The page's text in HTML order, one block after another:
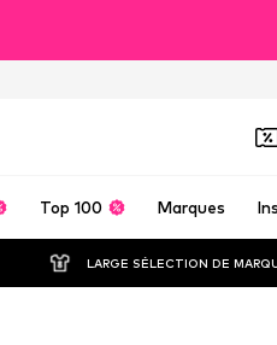
Top 100 Marques
LARGE SÉLECTION DE